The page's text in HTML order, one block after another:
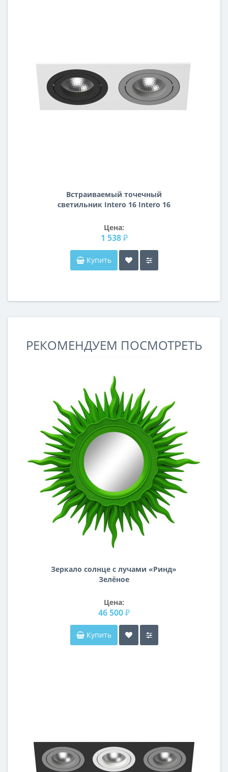
Встраиваемый точечный
светильник Intero 16 Intero 16
Цена:
1 538 ₽
Купить
РЕКОМЕНДУЕМ ПОСМОТРЕТЬ
Зеркало солнце с лучами «Ринд»
Зелёное
Цена:
46 500 ₽
Купить